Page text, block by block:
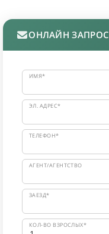
ОНЛАЙН ЗАПРОС
ИМЯ*
ЭЛ. АДРЕС*
ТЕЛЕФОН*
АГЕНТ/АГЕНТСТВО
ЗАЕЗД*
КОЛ-ВО ВЗРОСЛЫХ*